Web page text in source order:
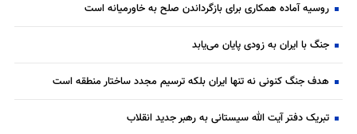
روسیه آماده همکاری برای بازگرداندن صلح به خاورمیانه است
جنگ با ایران به زودی پایان می‌یابد
هدف جنگ کنونی نه تنها ایران بلکه ترسیم مجدد ساختار منطقه است
تبریک دفتر آیت الله سیستانی به رهبر جدید انقلاب